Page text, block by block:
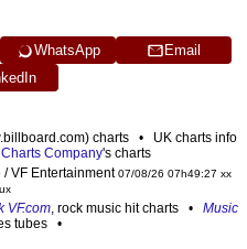
WhatsApp
Email
charts • UK charts info
Company's charts
VF Entertainment07/08/26 07h49:27 xx
VF.com, rock music hit charts • Music
tubes •